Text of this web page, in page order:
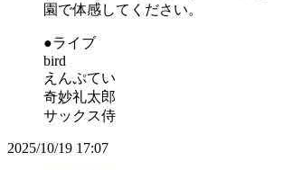
園で体感してください。
●ライブ
bird
えんぷてい
奇妙礼太郎
サックス侍
2025/10/19 17:07